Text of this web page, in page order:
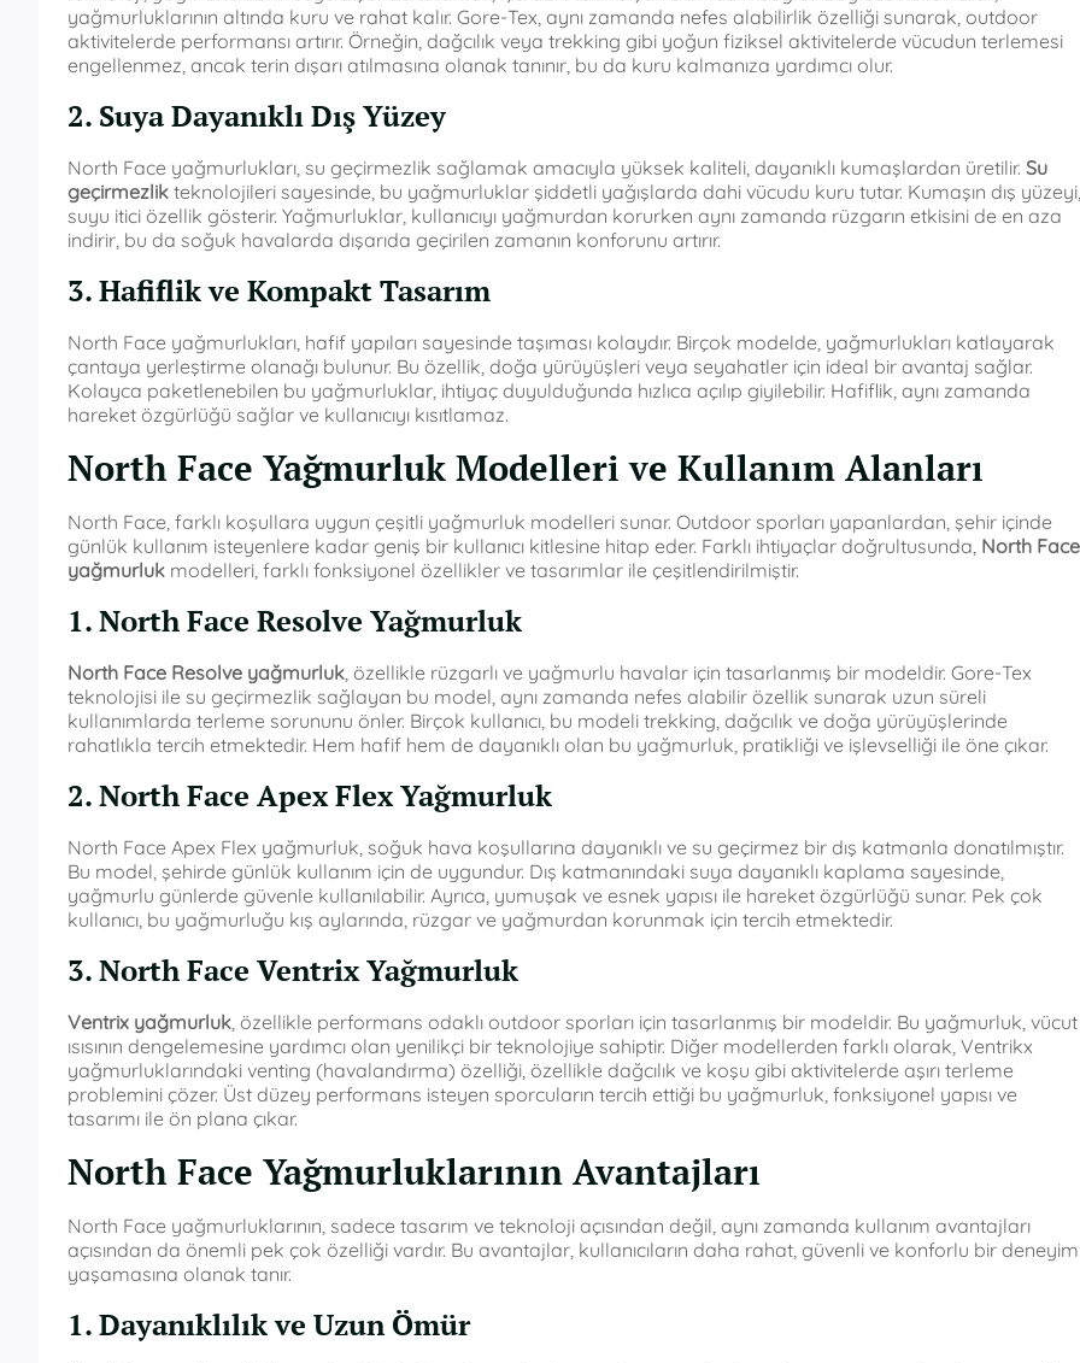
yağmurluklarının altında kuru ve rahat kalır. Gore-Tex, aynı zamanda nefes alabilirlik özelliği sunarak, outdoor
aktivitelerde performansı artırır. Örneğin, dağcılık veya trekking gibi yoğun fiziksel aktivitelerde vücudun terlemesi
engellenmez, ancak terin dışarı atılmasına olanak tanınır, bu da kuru kalmanıza yardımcı olur.
2. Suya Dayanıklı Dış Yüzey
North Face yağmurlukları, su geçirmezlik sağlamak amacıyla yüksek kaliteli, dayanıklı kumaşlardan üretilir. Su
geçirmezlik teknolojileri sayesinde, bu yağmurluklar şiddetli yağışlarda dahi vücudu kuru tutar. Kumaşın dış yüzeyi,
suyu itici özellik gösterir. Yağmurluklar, kullanıcıyı yağmurdan korurken aynı zamanda rüzgarın etkisini de en aza
indirir, bu da soğuk havalarda dışarıda geçirilen zamanın konforunu artırır.
3. Hafiflik ve Kompakt Tasarım
North Face yağmurlukları, hafif yapıları sayesinde taşıması kolaydır. Birçok modelde, yağmurlukları katlayarak
çantaya yerleştirme olanağı bulunur. Bu özellik, doğa yürüyüşleri veya seyahatler için ideal bir avantaj sağlar.
Kolayca paketlenebilen bu yağmurluklar, ihtiyaç duyulduğunda hızlıca açılıp giyilebilir. Hafiflik, aynı zamanda
hareket özgürlüğü sağlar ve kullanıcıyı kısıtlamaz.
North Face Yağmurluk Modelleri ve Kullanım Alanları
North Face, farklı koşullara uygun çeşitli yağmurluk modelleri sunar. Outdoor sporları yapanlardan, şehir içinde
günlük kullanım isteyenlere kadar geniş bir kullanıcı kitlesine hitap eder. Farklı ihtiyaçlar doğrultusunda, North Face
yağmurluk modelleri, farklı fonksiyonel özellikler ve tasarımlar ile çeşitlendirilmiştir.
1. North Face Resolve Yağmurluk
North Face Resolve yağmurluk, özellikle rüzgarlı ve yağmurlu havalar için tasarlanmış bir modeldir. Gore-Tex
teknolojisi ile su geçirmezlik sağlayan bu model, aynı zamanda nefes alabilir özellik sunarak uzun süreli
kullanımlarda terleme sorununu önler. Birçok kullanıcı, bu modeli trekking, dağcılık ve doğa yürüyüşlerinde
rahatlıkla tercih etmektedir. Hem hafif hem de dayanıklı olan bu yağmurluk, pratikliği ve işlevselliği ile öne çıkar.
2. North Face Apex Flex Yağmurluk
North Face Apex Flex yağmurluk, soğuk hava koşullarına dayanıklı ve su geçirmez bir dış katmanla donatılmıştır.
Bu model, şehirde günlük kullanım için de uygundur. Dış katmanındaki suya dayanıklı kaplama sayesinde,
yağmurlu günlerde güvenle kullanılabilir. Ayrıca, yumuşak ve esnek yapısı ile hareket özgürlüğü sunar. Pek çok
kullanıcı, bu yağmurluğu kış aylarında, rüzgar ve yağmurdan korunmak için tercih etmektedir.
3. North Face Ventrix Yağmurluk
Ventrix yağmurluk, özellikle performans odaklı outdoor sporları için tasarlanmış bir modeldir. Bu yağmurluk, vücut
ısısının dengelemesine yardımcı olan yenilikçi bir teknolojiye sahiptir. Diğer modellerden farklı olarak, Ventrikx
yağmurluklarındaki venting (havalandırma) özelliği, özellikle dağcılık ve koşu gibi aktivitelerde aşırı terleme
problemini çözer. Üst düzey performans isteyen sporcuların tercih ettiği bu yağmurluk, fonksiyonel yapısı ve
tasarımı ile ön plana çıkar.
North Face Yağmurluklarının Avantajları
North Face yağmurluklarının, sadece tasarım ve teknoloji açısından değil, aynı zamanda kullanım avantajları
açısından da önemli pek çok özelliği vardır. Bu avantajlar, kullanıcıların daha rahat, güvenli ve konforlu bir deneyim
yaşamasına olanak tanır.
1. Dayanıklılık ve Uzun Ömür